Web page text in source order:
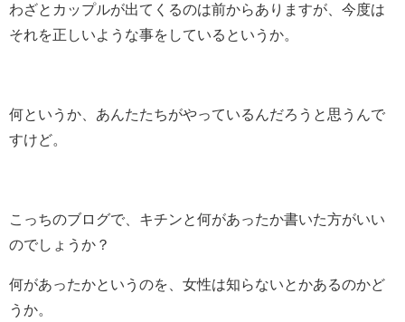
わざとカップルが出てくるのは前からありますが、今度は
それを正しいような事をしているというか。
何というか、あんたたちがやっているんだろうと思うんで
すけど。
こっちのブログで、キチンと何があったか書いた方がいい
のでしょうか？
何があったかというのを、女性は知らないとかあるのかど
うか。